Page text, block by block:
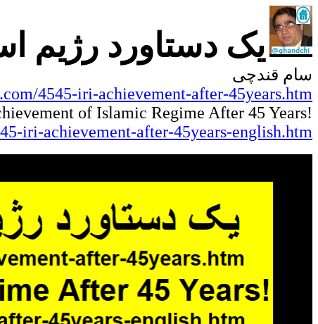
یک دستاورد رژیم
سام قندچی
4545-iri-achievement-after-45years.htm
!One Achievement of Islamic Regime After 45 Years
iri-achievement-after-45years-english.htm